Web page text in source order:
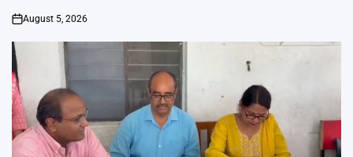
on
August 5, 2026